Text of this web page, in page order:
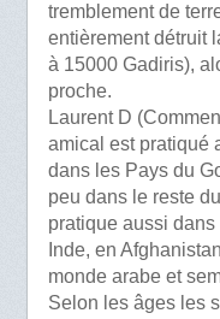
tremblement de
entièrement détruit
à 15000 Gadiris),
proche.
Laurent D
amical est pratiqué
dans les Pays du
peu dans le reste
pratique aussi dans
Inde, en
monde arabe et
Selon les âges les